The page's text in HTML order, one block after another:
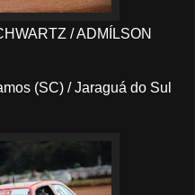
/ ADMÍLSON
(SC) / Jaraguá do Sul